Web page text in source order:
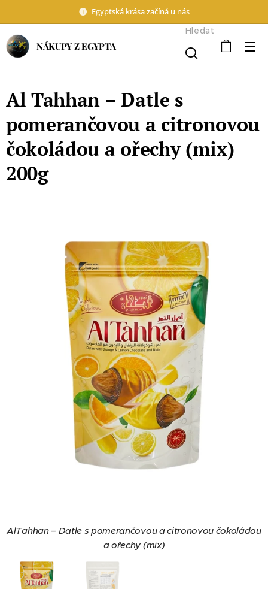
Egyptská krása začíná u nás
NÁKUPY Z EGYPTA
Hledat
Al Tahhan – Datle s
pomerančovou a citronovou
čokoládou a ořechy (mix)
200g
AlTahhan – Datle s pomerančovou a citronovou čokoládou
a ořechy (mix)
AlTahhan – Datle s pomerančovou a citronovou čokoládou
a ořechy (mix)